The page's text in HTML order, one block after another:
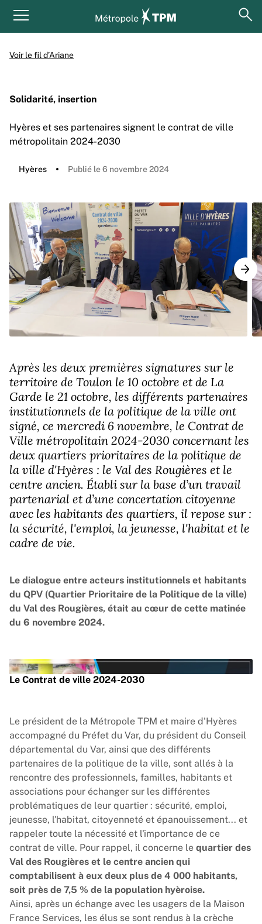
Menu principal
Voir le fil d’Ariane
Solidarité, insertion
Hyères et ses partenaires signent le contrat de ville
métropolitain 2024-2030
Hyères Publié le 6 novembre 2024
Après les deux premières signatures sur le
territoire de Toulon le 10 octobre et de La
Garde le 21 octobre, les différents partenaires
institutionnels de la politique de la ville ont
signé, ce mercredi 6 novembre, le Contrat de
Ville métropolitain 2024-2030 concernant les
deux quartiers prioritaires de la politique de
la ville d'Hyères : le Val des Rougières et le
centre ancien. Établi sur la base d’un travail
partenarial et d’une concertation citoyenne
avec les habitants des quartiers, il repose sur :
la sécurité, l'emploi, la jeunesse, l'habitat et le
cadre de vie.
Le dialogue entre acteurs institutionnels et habitants
du QPV (Quartier Prioritaire de la Politique de la ville)
du Val des Rougières, était au cœur de cette matinée
du 6 novembre 2024.
Le Contrat de ville 2024-2030
Vimeo est désactivé. Autoriser
Lire la vidéo
Le président de la Métropole TPM et maire d'Hyères
accompagné du Préfet du Var, du président du Conseil
départemental du Var, ainsi que des différents
partenaires de la politique de la ville, sont allés à la
rencontre des professionnels, familles, habitants et
associations pour échanger sur les différentes
problématiques de leur quartier : sécurité, emploi,
jeunesse, l'habitat, citoyenneté et épanouissement... et
rappeler toute la nécessité et l'importance de ce
contrat de ville. Pour rappel, il concerne le quartier des
Val des Rougières et le centre ancien qui
comptabilisent à eux deux plus de 4 000 habitants,
soit près de 7,5 % de la population hyèroise.
Ainsi, après un échange avec les usagers de la Maison
France Services, les élus se sont rendus à la crèche